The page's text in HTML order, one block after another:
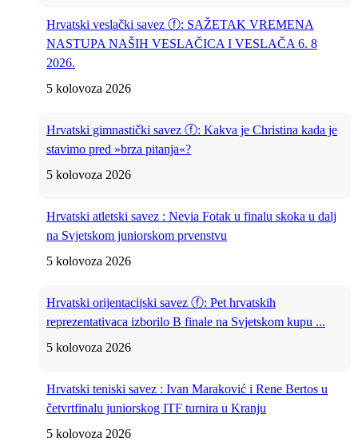
Hrvatski veslački savez ⓕ: SAŽETAK VREMENA
NASTUPA NAŠIH VESLAČICA I VESLAČA 6. 8
2026.
5 kolovoza 2026
Hrvatski gimnastički savez ⓕ: Kakva je Christina kada je
stavimo pred »brza pitanja«?
5 kolovoza 2026
Hrvatski atletski savez : Nevia Fotak u finalu skoka u dalj
na Svjetskom juniorskom prvenstvu
5 kolovoza 2026
Hrvatski orijentacijski savez ⓕ: Pet hrvatskih
reprezentativaca izborilo B finale na Svjetskom kupu ...
5 kolovoza 2026
Hrvatski teniski savez : Ivan Maraković i Rene Bertos u
četvrtfinalu juniorskog ITF turnira u Kranju
5 kolovoza 2026